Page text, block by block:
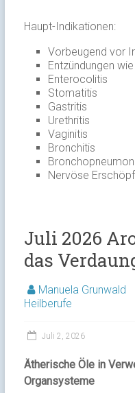
Haupt-Indikationen:
Vorbeugend vor
Entzündungen wie
Enterocolitis
Stomatitis
Gastritis
Urethritis
Vaginitis
Bronchitis
Nervöse
Juli 2026
das
Manuela Grunwald
Heilberufe
Juli 2, 2026
Ätherische Öle in
Organsysteme